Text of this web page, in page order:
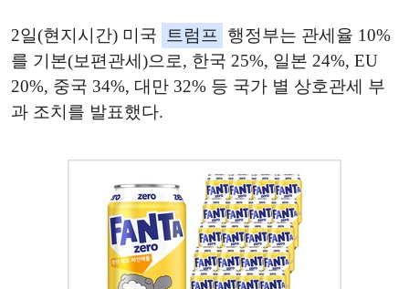
2일(현지시간) 미국 트럼프
행정부는 관세율 10%
를 기본(보편관세)으로, 한국 25%, 일본 24%, EU
20%, 중국 34%, 대만 32% 등 국가 별 상호관세 부
과 조치를 발표했다.